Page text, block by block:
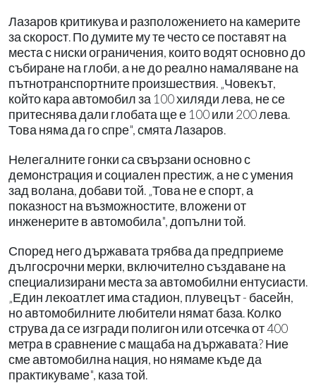
Лазаров критикува и разположението на камерите
за скорост. По думите му те често се поставят на
места с ниски ограничения, които водят основно до
събиране на глоби, а не до реално намаляване на
пътнотранспортните произшествия. „Човекът,
който кара автомобил за 100 хиляди лева, не се
притеснява дали глобата ще е 100 или 200 лева.
Това няма да го спре", смята Лазаров.
Нелегалните гонки са свързани основно с
демонстрация и социален престиж, а не с умения
зад волана, добави той. „Това не е спорт, а
показност на възможностите, вложени от
инженерите в автомобила", допълни той.
Според него държавата трябва да предприеме
дългосрочни мерки, включително създаване на
специализирани места за автомобилни ентусиасти.
„Един лекоатлет има стадион, плувецът - басейн,
но автомобилните любители нямат база. Колко
струва да се изгради полигон или отсечка от 400
метра в сравнение с мащаба на държавата? Ние
сме автомобилна нация, но нямаме къде да
практикуваме", каза той.